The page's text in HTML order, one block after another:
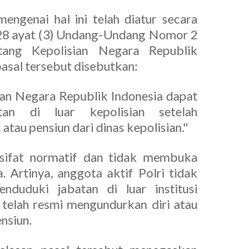
hal ini telah diatur secara
ayat (3) Undang-Undang Nomor 2
Kepolisian Negara Republik
tersebut disebutkan:
Negara Republik Indonesia dapat
di luar kepolisian setelah
pensiun dari dinas kepolisian."
normatif dan tidak membuka
Artinya, anggota aktif Polri tidak
jabatan di luar institusi
resmi mengundurkan diri atau